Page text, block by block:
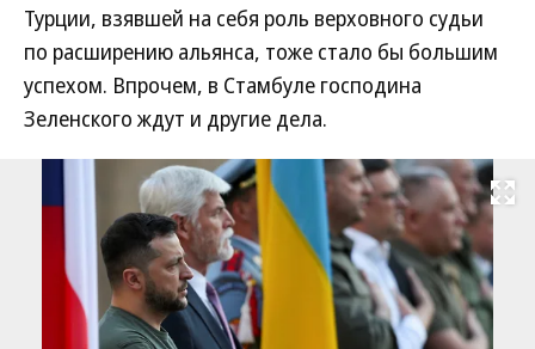
Турции, взявшей на себя роль верховного судьи
по расширению альянса, тоже стало бы большим
успехом. Впрочем, в Стамбуле господина
Зеленского ждут и другие дела.
Развернуть